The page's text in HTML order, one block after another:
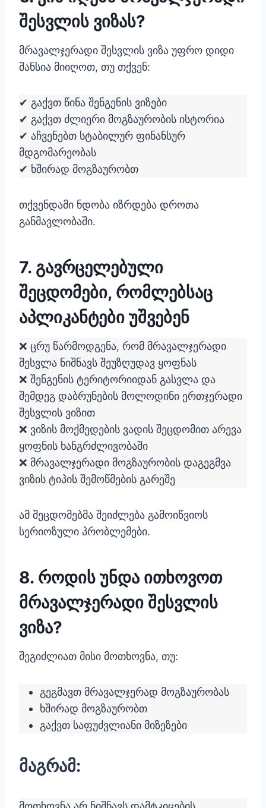
შესვლის ვიზას?
მრავალჯერადი შესვლის ვიზა უფრო დიდი
შანსია მიიღოთ, თუ თქვენ:
✔ გაქვთ წინა შენგენის ვიზები
✔ გაქვთ ძლიერი მოგზაურობის ისტორია
✔ აჩვენებთ სტაბილურ ფინანსურ
მდგომარეობას
✔ ხშირად მოგზაურობთ
თქვენდამი ნდობა იზრდება დროთა
განმავლობაში.
7. გავრცელებული
შეცდომები, რომლებსაც
აპლიკანტები უშვებენ
❌ ცრუ წარმოდგენა, რომ მრავალჯერადი
შესვლა ნიშნავს შეუზღუდავ ყოფნას
❌ შენგენის ტერიტორიიდან გასვლა და
შემდეგ დაბრუნების მოლოდინი ერთჯერადი
შესვლის ვიზით
❌ ვიზის მოქმედების ვადის შეცდომით არევა
ყოფნის ხანგრძლივობაში
❌ მრავალჯერადი მოგზაურობის დაგეგმვა
ვიზის ტიპის შემოწმების გარეშე
ამ შეცდომებმა შეიძლება გამოიწვიოს
სერიოზული პრობლემები.
8. როდის უნდა ითხოვოთ
მრავალჯერადი შესვლის
ვიზა?
შეგიძლიათ მისი მოთხოვნა, თუ:
გეგმავთ მრავალჯერად მოგზაურობას
ხშირად მოგზაურობთ
გაქვთ საფუძვლიანი მიზეზები
მაგრამ: